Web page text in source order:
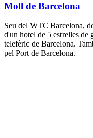
Moll de Barcelona
Seu del WTC Barcelona,
d'un hotel de 5 estrelles de
telefèric de Barcelona.
pel Port de Barcelona.